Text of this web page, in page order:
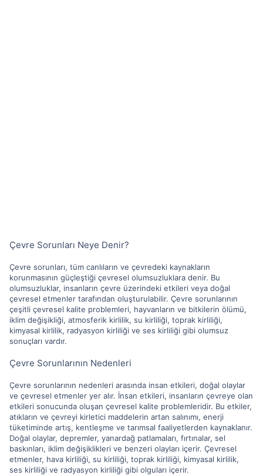
Çevre Sorunları Neye Denir?
Çevre sorunları, tüm canlıların ve çevredeki kaynakların
korunmasının güçleştiği çevresel olumsuzluklara denir. Bu
olumsuzluklar, insanların çevre üzerindeki etkileri veya doğal
çevresel etmenler tarafından oluşturulabilir. Çevre sorunlarının
çeşitli çevresel kalite problemleri, hayvanların ve bitkilerin ölümü,
iklim değişikliği, atmosferik kirlilik, su kirliliği, toprak kirliliği,
kimyasal kirlilik, radyasyon kirliliği ve ses kirliliği gibi olumsuz
sonuçları vardır.
Çevre Sorunlarının Nedenleri
Çevre sorunlarının nedenleri arasında insan etkileri, doğal olaylar
ve çevresel etmenler yer alır. İnsan etkileri, insanların çevreye olan
etkileri sonucunda oluşan çevresel kalite problemleridir. Bu etkiler,
atıkların ve çevreyi kirletici maddelerin artan salınımı, enerji
tüketiminde artış, kentleşme ve tarımsal faaliyetlerden kaynaklanır.
Doğal olaylar, depremler, yanardağ patlamaları, fırtınalar, sel
baskınları, iklim değişiklikleri ve benzeri olayları içerir. Çevresel
etmenler, hava kirliliği, su kirliliği, toprak kirliliği, kimyasal kirlilik,
ses kirliliği ve radyasyon kirliliği gibi olguları içerir.